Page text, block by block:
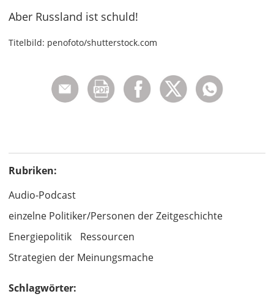
Aber Russland ist schuld!
Titelbild: penofoto/shutterstock.com
Rubriken:
Audio-Podcast
einzelne Politiker/Personen der Zeitgeschichte
Energiepolitik
Ressourcen
Strategien der Meinungsmache
Schlagwörter: